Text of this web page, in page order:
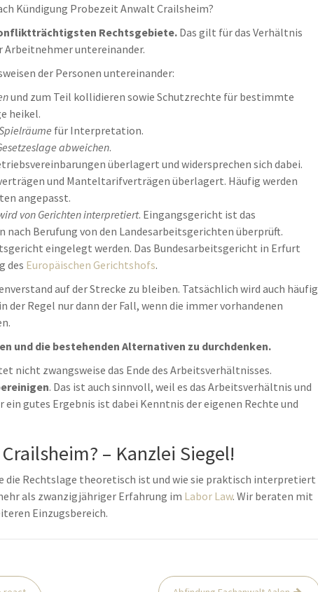
Kündigung Probezeit Anwalt Crailsheim?
Rechtsgebiete.Das gilt für das Verhältnis
Arbeitnehmer untereinander.
der Personen untereinander:
und zum Teil kollidieren sowie Schutzrechte für bestimmte
heikel.
für Interpretation.
abweichen.
überlagert und widersprechen sich dabei.
und Manteltarifverträgen überlagert. Häufig werden
angepasst.
von Gerichten interpretiert. Eingangsgericht ist das
Berufung von den Landesarbeitsgerichten überprüft.
eingelegt werden. Das Bundesarbeitsgericht in Erfurt
des Europäischen Gerichtshofs.
auf der Strecke zu bleiben. Tatsächlich wird auch häufig
Regel nur dann der Fall, wenn die immer vorhandenen
und die bestehenden Alternativen zu durchdenken.
nicht zwangsweise das Ende des Arbeitsverhältnisses.
. Das ist auch sinnvoll, weil es das Arbeitsverhältnis und
gutes Ergebnis ist dabei Kenntnis der eigenen Rechte und
– Kanzlei Siegel!
die Rechtslage theoretisch ist und wie sie praktisch interpretiert
als zwanzigjähriger Erfahrung im Labor Law. Wir beraten mit
Einzugsbereich.